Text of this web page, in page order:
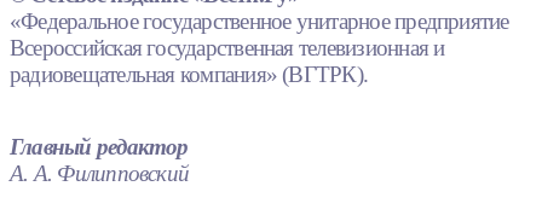
«Федеральное государственное унитарное предприятие
Всероссийская государственная телевизионная и
радиовещательная компания» (ВГТРК).
Главный редактор
А. А. Филипповский